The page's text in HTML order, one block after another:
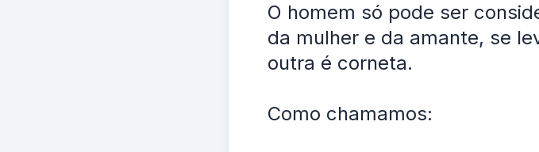
O homem só pode ser
da mulher e da amante, se
outra é corneta.
Como chamamos: